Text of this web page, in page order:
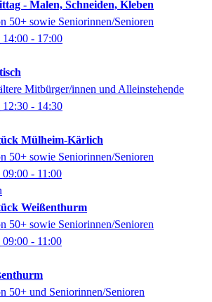
- Malen, Schneiden, Kleben
50+ sowie Seniorinnen/Senioren
14:00 - 17:00
Mitbürger/innen und Alleinstehende
12:30 - 14:30
Mülheim-Kärlich
50+ sowie Seniorinnen/Senioren
09:00 - 11:00
Weißenthurm
50+ sowie Seniorinnen/Senioren
09:00 - 11:00
50+ und Seniorinnen/Senioren